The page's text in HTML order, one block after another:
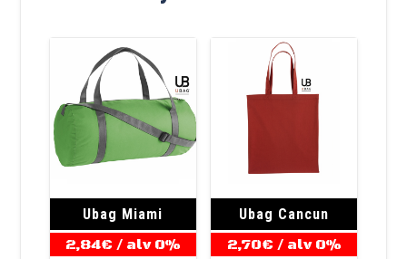
Ubag Miami
2,84€ / alv 0%
Ubag Cancun
2,70€ / alv 0%